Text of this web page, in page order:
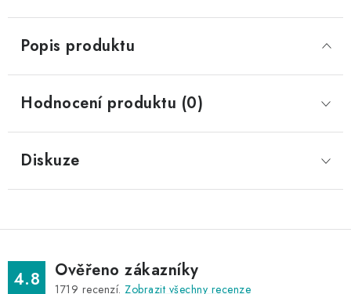
Popis produktu
Hodnocení produktu (0)
Diskuze
4.8 Ověřeno zákazníky
1719 recenzí. Zobrazit všechny recenze